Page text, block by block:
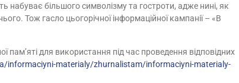
набуває більшого символізму та гостроти, адже нині, як
Тож гасло цьогорічної інформаційної кампанії – «В
пам’яті для використання під час проведення відповідних
informaciyni-materialy/zhurnalistam/informaciyni-materialy-